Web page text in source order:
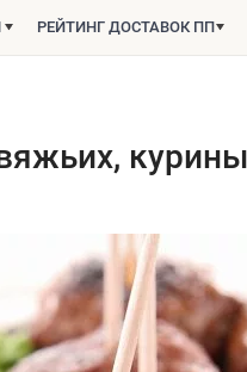
РЕЙТИНГ ДОСТАВОК ПП